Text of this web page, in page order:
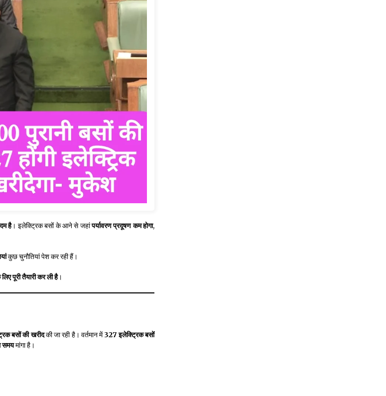
है। इलेक्ट्रिक बसों के आने से जहांपर्यावरण प्रदूषण कम होगा,
कुछ चुनौतियां पेश कर रही हैं।
पूरी तैयारी कर ली है।
बसों की खरीदकी जा रही है। वर्तमान में327 इलेक्ट्रिक बसों
समयमांगा है।